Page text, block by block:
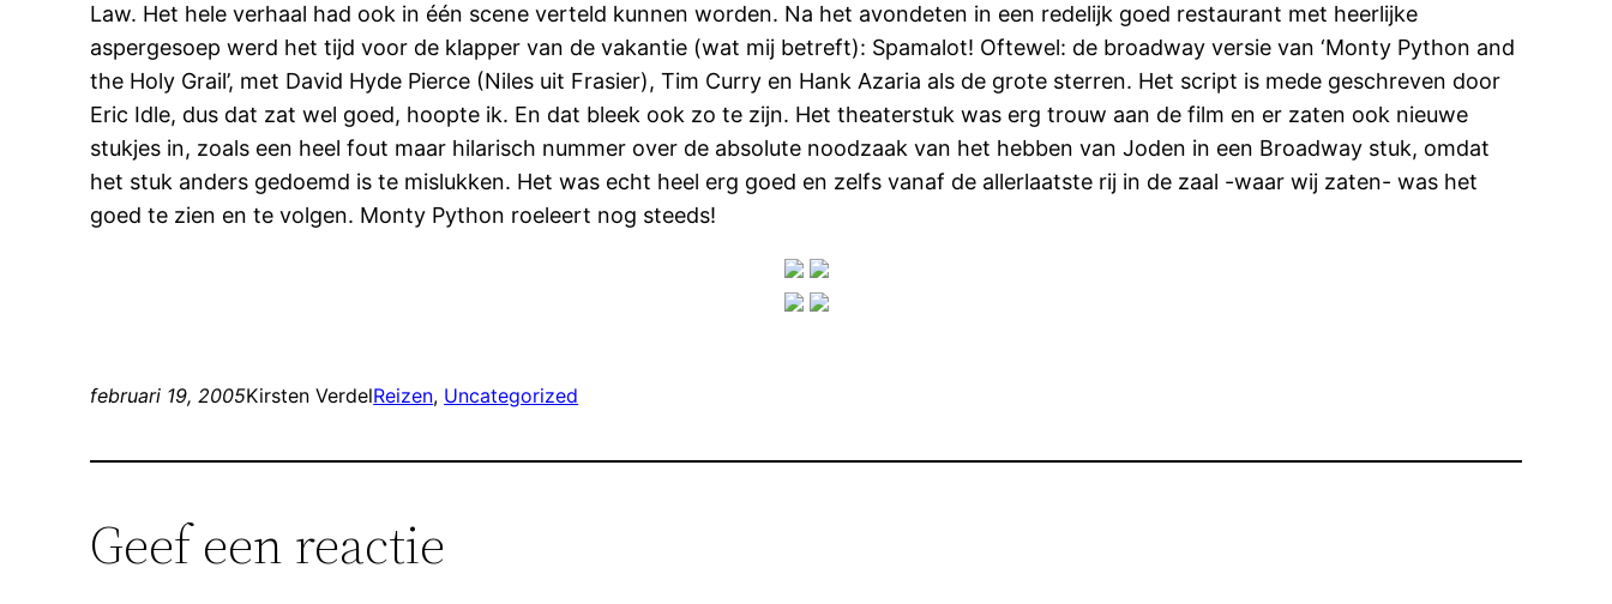
Law. Het hele verhaal had ook in één scene verteld kunnen worden. Na het avondeten in een redelijk goed restaurant met heerlijke
aspergesoep werd het tijd voor de klapper van de vakantie (wat mij betreft): Spamalot! Oftewel: de broadway versie van ‘Monty Python and
the Holy Grail’, met David Hyde Pierce (Niles uit Frasier), Tim Curry en Hank Azaria als de grote sterren. Het script is mede geschreven door
Eric Idle, dus dat zat wel goed, hoopte ik. En dat bleek ook zo te zijn. Het theaterstuk was erg trouw aan de film en er zaten ook nieuwe
stukjes in, zoals een heel fout maar hilarisch nummer over de absolute noodzaak van het hebben van Joden in een Broadway stuk, omdat
het stuk anders gedoemd is te mislukken. Het was echt heel erg goed en zelfs vanaf de allerlaatste rij in de zaal -waar wij zaten- was het
goed te zien en te volgen. Monty Python roeleert nog steeds!
februari 19, 2005Kirsten VerdelReizen, Uncategorized
Geef een reactie